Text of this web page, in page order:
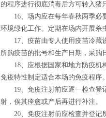
的程序进行彻底消毒后方可转入猪
16、场内应在每年春秋两季必要
环境绿化工作。定期在场内开展杀
17、疫苗由专人使用疫苗冷藏
所购疫苗的批号和生产日期，采购
18、应根据国家和地方防疫机构
免疫特性制定适合本场的免疫程序。
19、免疫注射前应逐一检查登记
射，俟其痊愈或产后再进行补注。
20、免疫注射前应检查并登记